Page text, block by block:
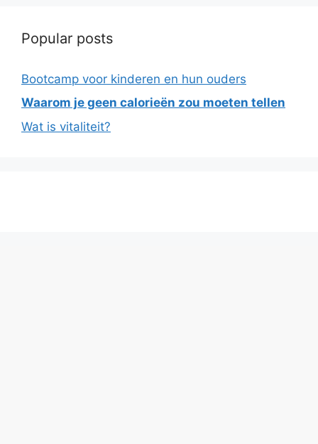
Popular posts
Bootcamp voor kinderen en hun ouders
Waarom je geen calorieën zou moeten tellen
Wat is vitaliteit?